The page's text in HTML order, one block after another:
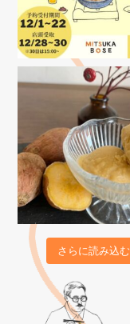
さらに読み込む